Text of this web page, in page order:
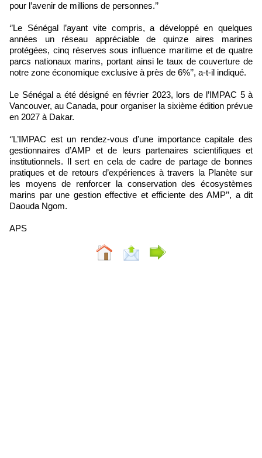
pour l’avenir de millions de personnes.’’
‘’Le Sénégal l’ayant vite compris, a développé en quelques
années un réseau appréciable de quinze aires marines
protégées, cinq réserves sous influence maritime et de quatre
parcs nationaux marins, portant ainsi le taux de couverture de
notre zone économique exclusive à près de 6%’’, a-t-il indiqué.
Le Sénégal a été désigné en février 2023, lors de l’IMPAC 5 à
Vancouver, au Canada, pour organiser la sixième édition prévue
en 2027 à Dakar.
‘’L’IMPAC est un rendez-vous d’une importance capitale des
gestionnaires d’AMP et de leurs partenaires scientifiques et
institutionnels. Il sert en cela de cadre de partage de bonnes
pratiques et de retours d’expériences à travers la Planète sur
les moyens de renforcer la conservation des écosystèmes
marins par une gestion effective et efficiente des AMP’’, a dit
Daouda Ngom.
APS